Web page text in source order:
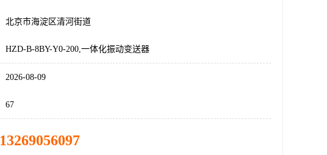
北京市海淀区清河街道
HZD-B-8BY-Y0-200,一体化振动变送器
2026-08-09
67
13269056097